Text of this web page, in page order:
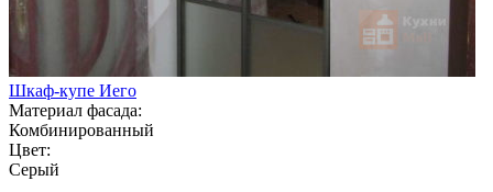
Шкаф-купе Иего
Материал фасада:
Комбинированный
Цвет:
Серый